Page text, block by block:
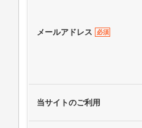
メールアドレス 必須
当サイトのご利用